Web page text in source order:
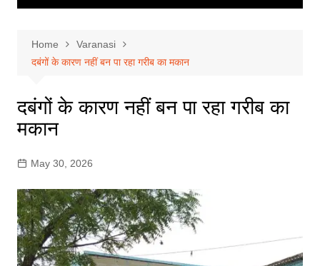
Home
Varanasi
दबंगों के कारण नहीं बन पा रहा गरीब का मकान
दबंगों के कारण नहीं बन पा रहा गरीब का
मकान
May 30, 2026